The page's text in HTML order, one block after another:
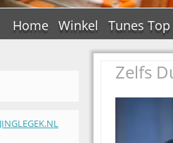
Home Winkel Tunes
Zelfs